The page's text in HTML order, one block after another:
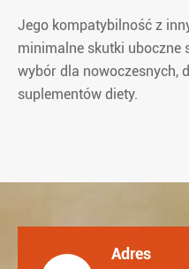
Jego kompatybilność z
minimalne skutki uboczne
wybór dla nowoczesnych,
suplementów diety.
Adres